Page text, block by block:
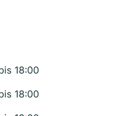
18:00
18:00